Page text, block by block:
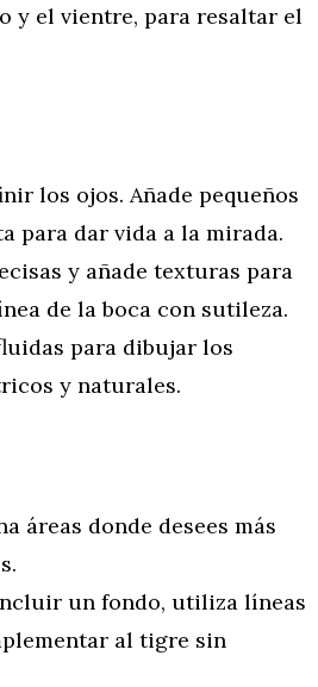
y el vientre, para resaltar el
los ojos. Añade pequeños
para dar vida a la mirada.
y añade texturas para
de la boca con sutileza.
para dibujar los
y naturales.
áreas donde desees más
un fondo, utiliza líneas
al tigre sin